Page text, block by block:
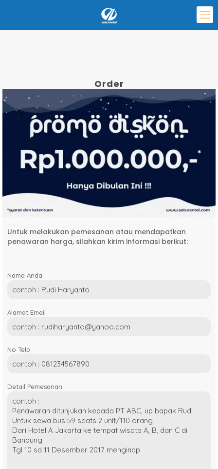
Order
Untuk melakukan pemesanan atau mendapatkan
penawaran harga, silahkan kirim informasi berikut:
Nama Anda
Alamat Email
No Telp
Detail Pemesanan